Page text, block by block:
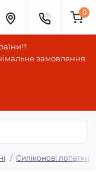
замовлення
0
Силіконові лопатки